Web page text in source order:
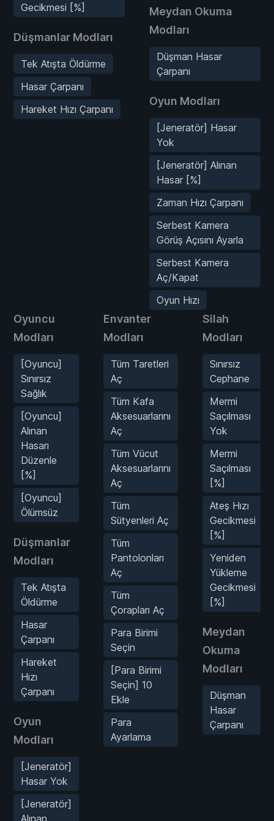
Gecikmesi [%]
Düşmanlar Modları
Tek Atışta Öldürme
Hasar Çarpanı
Hareket Hızı Çarpanı
Meydan Okuma
Modları
Düşman Hasar
Çarpanı
Oyun Modları
[Jeneratör] Hasar
Yok
[Jeneratör] Alınan
Hasar [%]
Zaman Hızı Çarpanı
Serbest Kamera
Görüş Açısını Ayarla
Serbest Kamera
Aç/Kapat
Oyun Hızı
Oyuncu
Modları
[Oyuncu]
Sınırsız
Sağlık
[Oyuncu]
Alınan
Hasarı
Düzenle
[%]
[Oyuncu]
Ölümsüz
Düşmanlar
Modları
Tek Atışta
Öldürme
Hasar
Çarpanı
Hareket
Hızı
Çarpanı
Oyun
Modları
[Jeneratör]
Hasar Yok
[Jeneratör]
Alınan
Envanter
Modları
Tüm Taretleri
Aç
Tüm Kafa
Aksesuarlarını
Aç
Tüm Vücut
Aksesuarlarını
Aç
Tüm
Sütyenleri Aç
Tüm
Pantolonları
Aç
Tüm
Çorapları Aç
Para Birimi
Seçin
[Para Birimi
Seçin] 10
Ekle
Para
Ayarlama
Silah
Modları
Sınırsız
Cephane
Mermi
Saçılması
Yok
Mermi
Saçılması
[%]
Ateş Hızı
Gecikmesi
[%]
Yeniden
Yükleme
Gecikmesi
[%]
Meydan
Okuma
Modları
Düşman
Hasar
Çarpanı